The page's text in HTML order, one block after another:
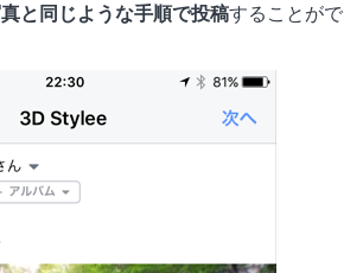
と同じような手順で投稿することがで